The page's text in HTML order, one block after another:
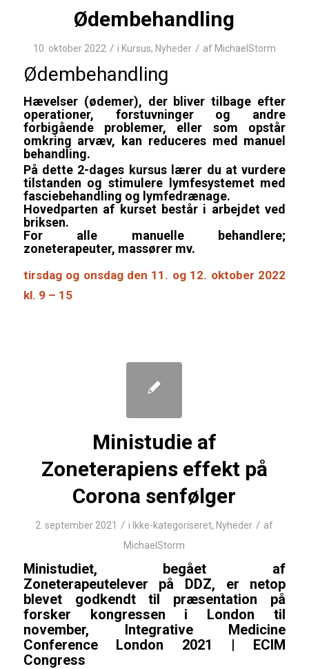
Ødembehandling
10. oktober 2022 / i Kursus, Nyheder / af MichaelStorm
Ødembehandling
Hævelser (ødemer), der bliver tilbage efter
operationer, forstuvninger og andre
forbigående problemer, eller som opstår
omkring arvæv, kan reduceres med manuel
behandling.
På dette 2-dages kursus lærer du at vurdere
tilstanden og stimulere lymfesystemet med
fasciebehandling og lymfedrænage.
Hovedparten af kurset består i arbejdet ved
briksen.
For alle manuelle behandlere;
zoneterapeuter, massører mv.
tirsdag og onsdag den 11. og 12. oktober 2022
kl. 9 – 15
Ministudie af
Zoneterapiens effekt på
Corona senfølger
2. september 2021 / i Ikke-kategoriseret, Nyheder / af
MichaelStorm
Ministudiet, begået af
Zoneterapeutelever på DDZ, er netop
blevet godkendt til præsentation på
forsker kongressen i London til
november, Integrative Medicine
Conference London 2021 | ECIM
Congress